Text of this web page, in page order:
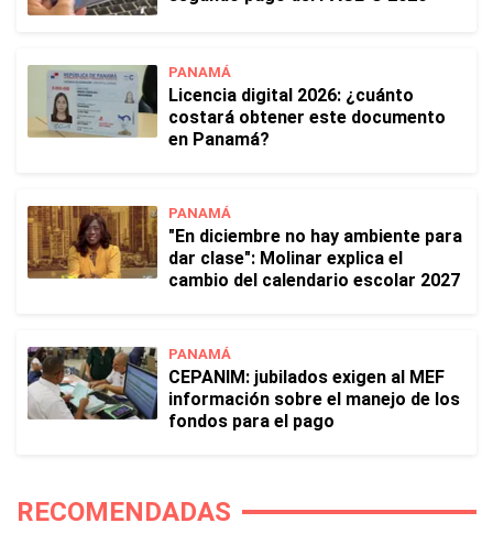
PANAMÁ
Licencia digital 2026: ¿cuánto
costará obtener este documento
en Panamá?
PANAMÁ
"En diciembre no hay ambiente para
dar clase": Molinar explica el
cambio del calendario escolar 2027
PANAMÁ
CEPANIM: jubilados exigen al MEF
información sobre el manejo de los
fondos para el pago
RECOMENDADAS